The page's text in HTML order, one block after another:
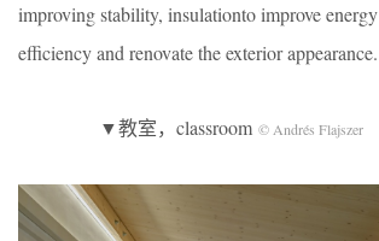
improving stability, insulationto improve energy
efficiency and renovate the exterior appearance.
▼教室，classroom © Andrés Flajszer